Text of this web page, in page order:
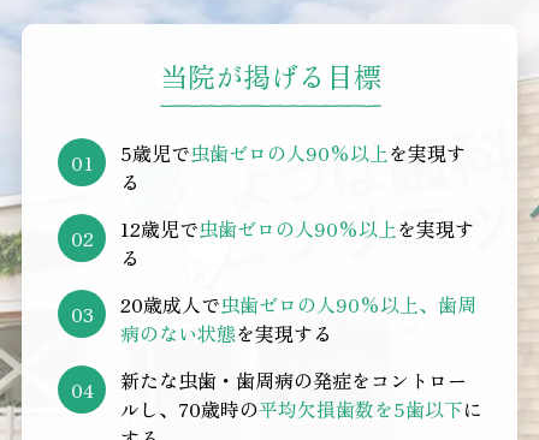
当院が掲げる目標
5歳児で虫歯ゼロの人90%以上を実現す
る
12歳児で虫歯ゼロの人90%以上を実現す
る
20歳成人で虫歯ゼロの人90%以上、歯周
病のない状態を実現する
新たな虫歯・歯周病の発症をコントロー
ルし、 70歳時の平均欠損歯数を5歯以下に